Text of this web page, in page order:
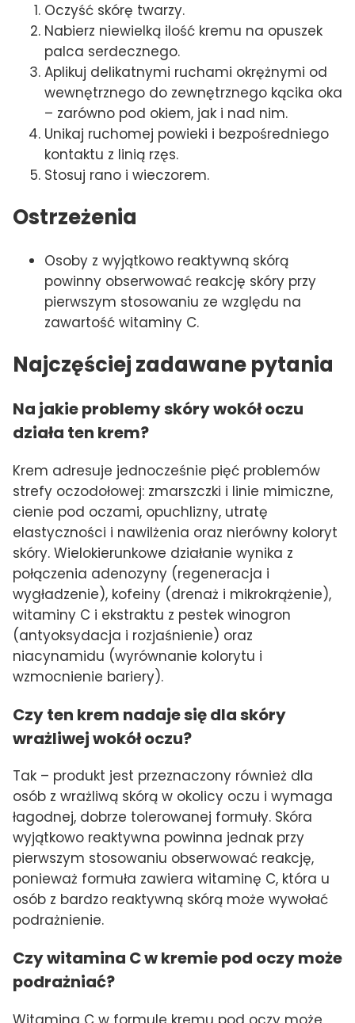
Oczyść skórę twarzy.
Nabierz niewielką ilość kremu na opuszek
palca serdecznego.
Aplikuj delikatnymi ruchami okrężnymi od
wewnętrznego do zewnętrznego kącika oka
– zarówno pod okiem, jak i nad nim.
Unikaj ruchomej powieki i bezpośredniego
kontaktu z linią rzęs.
Stosuj rano i wieczorem.
Ostrzeżenia
Osoby z wyjątkowo reaktywną skórą
powinny obserwować reakcję skóry przy
pierwszym stosowaniu ze względu na
zawartość witaminy C.
Najczęściej zadawane pytania
Na jakie problemy skóry wokół oczu
działa ten krem?
Krem adresuje jednocześnie pięć problemów
strefy oczodołowej: zmarszczki i linie mimiczne,
cienie pod oczami, opuchlizny, utratę
elastyczności i nawilżenia oraz nierówny koloryt
skóry. Wielokierunkowe działanie wynika z
połączenia adenozyny (regeneracja i
wygładzenie), kofeiny (drenaż i mikrokrążenie),
witaminy C i ekstraktu z pestek winogron
(antyoksydacja i rozjaśnienie) oraz
niacynamidu (wyrównanie kolorytu i
wzmocnienie bariery).
Czy ten krem nadaje się dla skóry
wrażliwej wokół oczu?
Tak – produkt jest przeznaczony również dla
osób z wrażliwą skórą w okolicy oczu i wymaga
łagodnej, dobrze tolerowanej formuły. Skóra
wyjątkowo reaktywna powinna jednak przy
pierwszym stosowaniu obserwować reakcję,
ponieważ formuła zawiera witaminę C, która u
osób z bardzo reaktywną skórą może wywołać
podrażnienie.
Czy witamina C w kremie pod oczy może
podrażniać?